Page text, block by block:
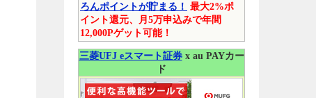
ろんポイントが貯まる！ 最大2%ポ
イント還元、月5万申込みで年間
12,000Pゲット可能！
三菱UFJ eスマート証券x au PAYカー
ド